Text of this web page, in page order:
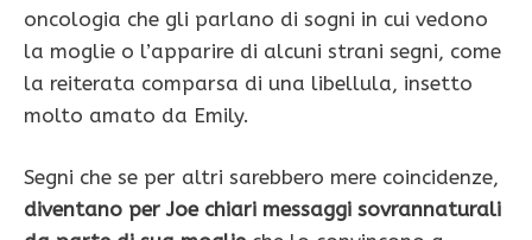
oncologia che gli parlano di sogni in cui vedono
la moglie o l’apparire di alcuni strani segni, come
la reiterata comparsa di una libellula, insetto
molto amato da Emily.
Segni che se per altri sarebbero mere coincidenze,
diventano per Joe chiari messaggi sovrannaturali